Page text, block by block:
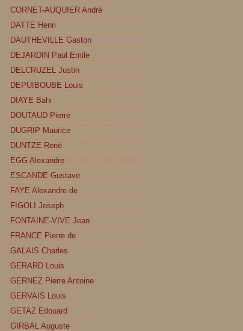
CORNET-AUQUIER André
DATTE Henri
DAUTHEVILLE Gaston
DEJARDIN Paul Emile
DELCRUZEL Justin
DEPUIBOUBE Louis
DIAYE Bahi
DOUTAUD Pierre
DUGRIP Maurice
DUNTZE René
EGG Alexandre
ESCANDE Gustave
FAYE Alexandre de
FIGOLI Joseph
FONTAINE-VIVE Jean
FRANCE Pierre de
GALAIS Charles
GERARD Louis
GERNEZ Pierre Antoine
GERVAIS Louis
GETAZ Edouard
GIRBAL Auguste